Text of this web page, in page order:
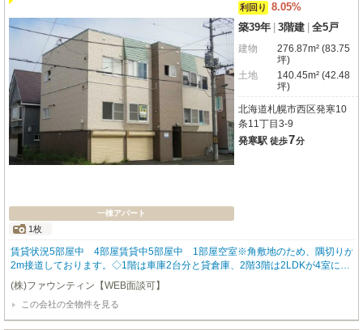
一棟アパート
1枚
利回り
8.05%
築39年 3階建 全5戸
建物
276.87m² (83.75
坪)
土地
140.45m² (42.48
坪)
北海道札幌市西区発寒10
条11丁目3-9
発寒駅 徒歩7分
賃貸状況5部屋中 4部屋賃貸中5部屋中 1部屋空室※角敷地のため、隅切りが
2m接道しております。◇1階は車庫2台分と貸倉庫、2階3階は2LDKが4室にな
ります。◇設備バストイレ別・シャワー・トイレ・オープンキッチン・収納ス
ペース・室内洗濯機置場・給湯プロパンガス・暖房・FF暖房・灯油・火災警報
器（報知機）・駐車場2台分
(株)ファウンティン【WEB面談可】
この会社の全物件を見る